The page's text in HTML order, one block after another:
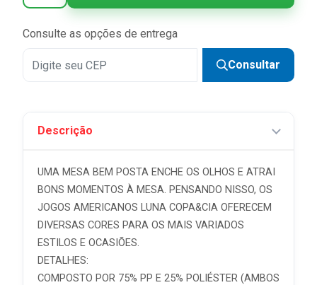
Consulte as opções de entrega
Consultar
Descrição
UMA MESA BEM POSTA ENCHE OS OLHOS E ATRAI
BONS MOMENTOS À MESA. PENSANDO NISSO, OS
JOGOS AMERICANOS LUNA COPA&CIA OFERECEM
DIVERSAS CORES PARA OS MAIS VARIADOS
ESTILOS E OCASIÕES.
DETALHES:
COMPOSTO POR 75% PP E 25% POLIÉSTER (AMBOS